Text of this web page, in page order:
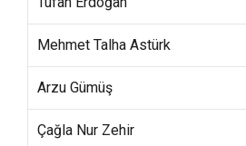
Mehmet Talha Astürk
Arzu Gümüş
Çağla Nur Zehir